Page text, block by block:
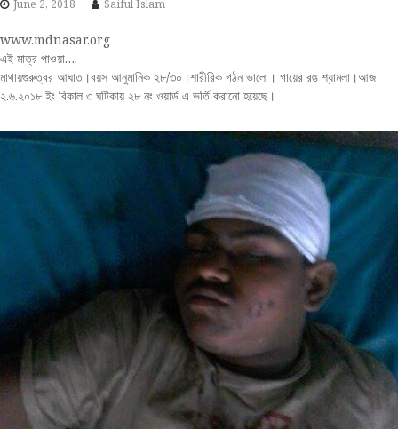
June 2, 2018 Saiful Islam
www.mdnasar.org
এই মাত্র পাওয়া….
মাথায়গুরুত্বর আঘাত।বয়স আনুমানিক ২৮/৩০।শারীরিক গঠন ভালো। গায়ের রঙ শ্যামলা।আজ
২.৬.২০১৮ ইং বিকাল ৩ ঘটিকায় ২৮ নং ওয়ার্ড এ ভর্তি করানো হয়েছে।